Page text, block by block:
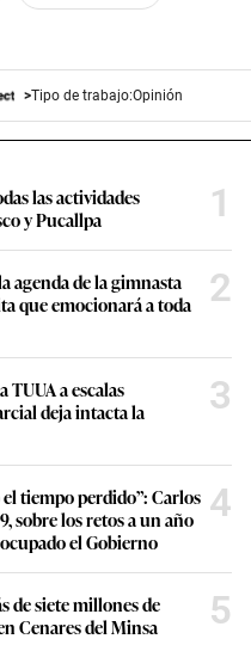
Tipo de trabajo:Opinión
las actividades
y Pucallpa
1
agenda de la gimnasta
que emocionará a toda
2
TUUA a escalas
deja intacta la
3
tiempo perdido”: Carlos
sobre los retos a un año
el Gobierno
4
de siete millones de
Cenares del Minsa
5